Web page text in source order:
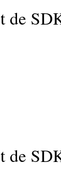
de
de